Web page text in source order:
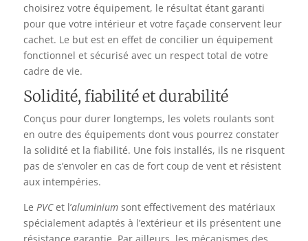
choisirez votre équipement, le résultat étant garanti
pour que votre intérieur et votre façade conservent leur
cachet. Le but est en effet de concilier un équipement
fonctionnel et sécurisé avec un respect total de votre
cadre de vie.
Solidité, fiabilité et durabilité
Conçus pour durer longtemps, les volets roulants sont
en outre des équipements dont vous pourrez constater
la solidité et la fiabilité. Une fois installés, ils ne risquent
pas de s’envoler en cas de fort coup de vent et résistent
aux intempéries.
Le PVCet l’aluminium sont effectivement des matériaux
spécialement adaptés à l’extérieur et ils présentent une